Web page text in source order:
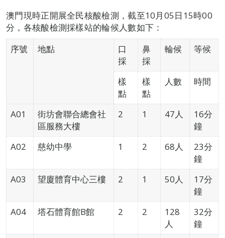
澳門現時正開展全民核酸檢測，截至10月05日15時00
分，各核酸檢測採樣站的輪候人數如下：
序號
地點
口
採
鼻
採
輪候 等候
樣
點
樣
點
人數 時間
A01
街坊會聯合總會社
區服務大樓
2 1 47人
16分
鐘
A02
慈幼中學 1 2 68人
23分
鐘
A03
望廈體育中心三樓 2 1 50人
17分
鐘
A04
塔石體育館B館 2 2
128
人
32分
鐘